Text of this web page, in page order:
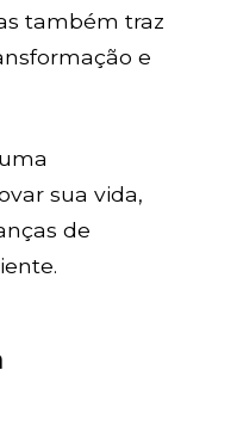
também traz
e
sua vida,
de